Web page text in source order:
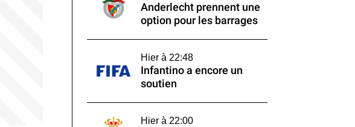
Anderlecht prennent une
option pour les barrages
Hier à 22:48
Infantino a encore un
soutien
Hier à 22:00